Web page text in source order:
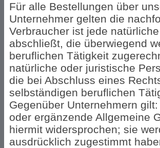
Für alle Bestellungen über
Unternehmer gelten die
Verbraucher ist jede
abschließt, die überwiegend
beruflichen Tätigkeit
natürliche oder juristische
die bei Abschluss eines
selbständigen beruflichen
Gegenüber Unternehmern
oder ergänzende Allgemeine
hiermit widersprochen; sie
ausdrücklich zugestimmt